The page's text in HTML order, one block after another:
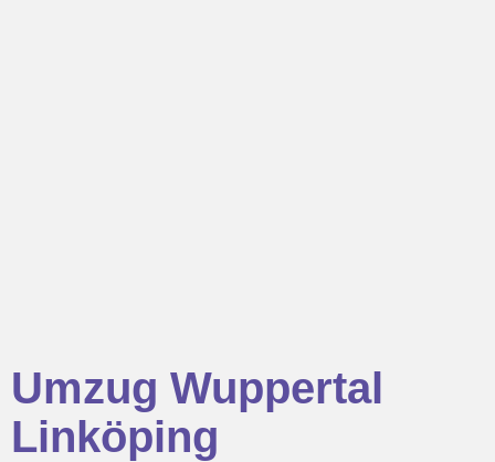
Umzug Wuppertal
Linköping